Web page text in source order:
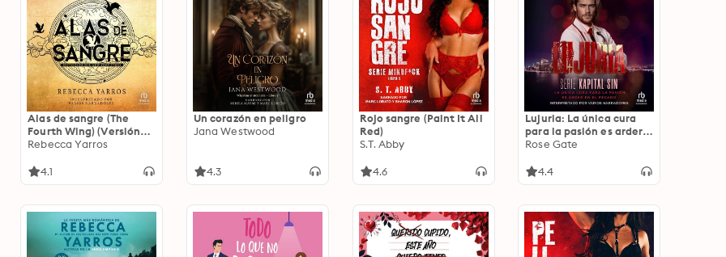
Alas de sangre (The
Fourth Wing) (Versión
dramatizada): Parte 2
Rebecca Yarros
4.1
Un corazón en peligro
Jana Westwood
4.3
Rojo sangre (Paint It All
Red)
S.T. Abby
4.6
Lujuria: La única cura
para la pasión es arder
en el pecado
Rose Gate
4.4